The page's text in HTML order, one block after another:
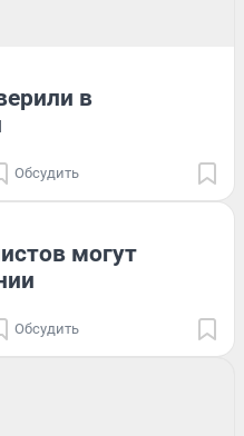
в
Обсудить
могут
Обсудить